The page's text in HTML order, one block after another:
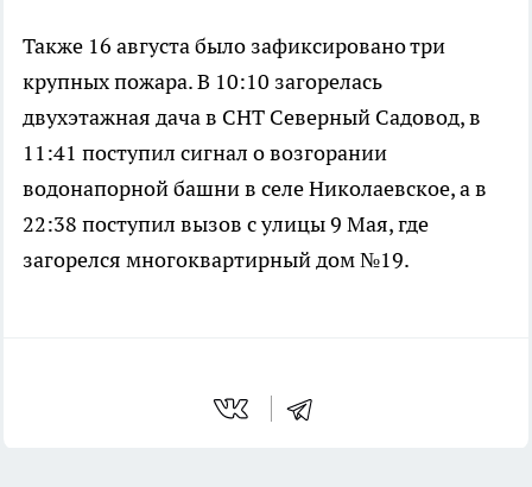
Также 16 августа было зафиксировано три
крупных пожара. В 10:10 загорелась
двухэтажная дача в СНТ Северный Садовод, в
11:41 поступил сигнал о возгорании
водонапорной башни в селе Николаевское, а в
22:38 поступил вызов с улицы 9 Мая, где
загорелся многоквартирный дом №19.